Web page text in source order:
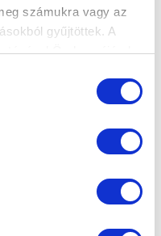
számukra vagy az
gyűjtöttek. A
Ön hozzájárul a